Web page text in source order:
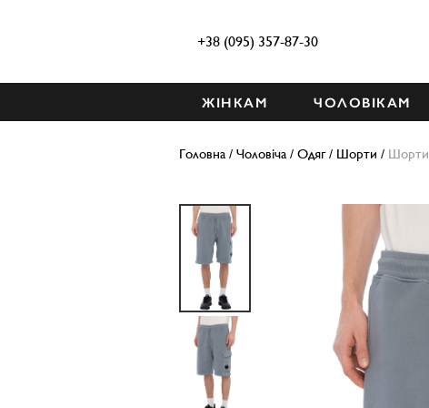
+38 (095) 357-87-30
ЖІНКАМ ЧОЛОВІКАМ
Головна / Чоловіча / Одяг/ Шорти / Шорти